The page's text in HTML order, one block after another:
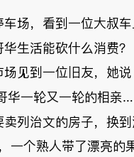
车场，看到一位大叔
生活能砍什么消费？
场见到一位旧友，她
华一轮又一轮的相亲
列治文的房子，换到
一个熟人带了漂亮的